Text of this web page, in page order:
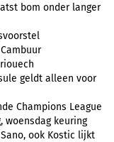
bom onder langer
geldt alleen voor
Champions League
woensdag keuring
ook Kostic lijkt